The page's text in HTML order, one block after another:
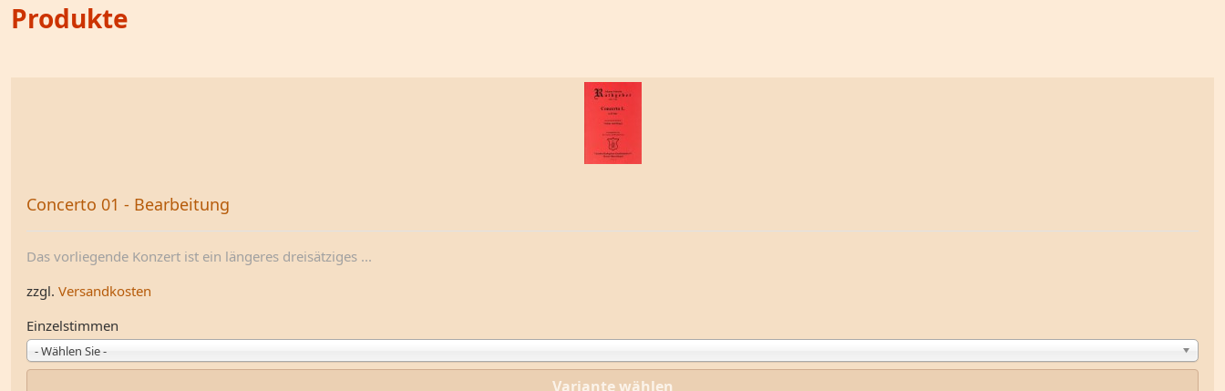
Produkte
Concerto 01 - Bearbeitung
Das vorliegende Konzert ist ein längeres dreisätziges ...
zzgl. Versandkosten
Einzelstimmen
- Wählen Sie -
Variante wählen